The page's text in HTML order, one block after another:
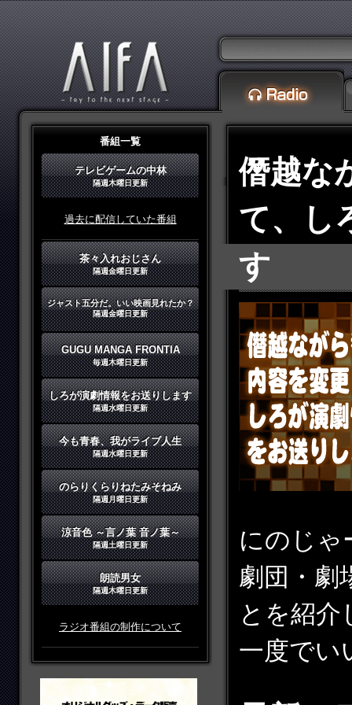
番組一覧
テレビゲームの中林
隔週木曜日更新
過去に配信していた番組
茶々入れおじさん
隔週金曜日更新
ジャスト五分だ。いい映画見れたか？
隔週金曜日更新
GUGU MANGA FRONTIA
毎週木曜日更新
しろが演劇情報をお送りします
隔週水曜日更新
今も青春、我がライブ人生
隔週水曜日更新
のらりくらりねたみそねみ
隔週月曜日更新
涼音色 ～言ノ葉 音ノ葉～
隔週土曜日更新
朗読男女
隔週木曜日更新
ラジオ番組の制作について
僭越な
て、し
す
にのじゃ
劇団・劇
とを紹介
一度でい